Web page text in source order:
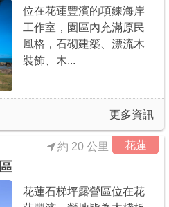
位在花蓮豐濱的項鍊海岸
工作室，園區內充滿原民
風格，石砌建築、漂流木
裝飾、木...
更多資訊
花蓮
約 20 公里
花蓮石梯坪露營區位在花